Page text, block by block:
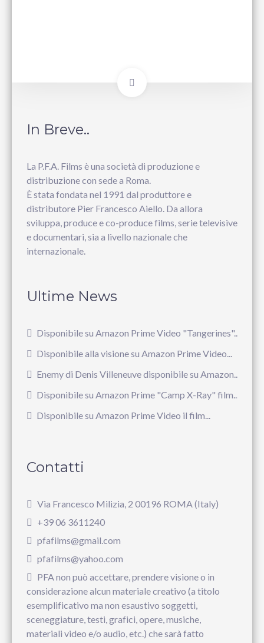
In Breve..
La P.F.A. Films è una società di produzione e
distribuzione con sede a Roma.
È stata fondata nel 1991 dal produttore e
distributore Pier Francesco Aiello. Da allora
sviluppa, produce e co-produce films, serie televisive
e documentari, sia a livello nazionale che
internazionale.
Ultime News
Disponibile su Amazon Prime Video "Tangerines"...
Disponibile alla visione su Amazon Prime Video...
Enemy di Denis Villeneuve disponibile su Amazon...
Disponibile su Amazon Prime "Camp X-Ray" film...
Disponibile su Amazon Prime Video il film...
Contatti
Via Francesco Milizia, 2 00196 ROMA (Italy)
+39 06 3611240
pfafilms@gmail.com
pfafilms@yahoo.com
PFA non può accettare, prendere visione o in
considerazione alcun materiale creativo (a titolo
esemplificativo ma non esaustivo soggetti,
sceneggiature, testi, grafici, opere, musiche,
materiali video e/o audio, etc.) che sarà fatto